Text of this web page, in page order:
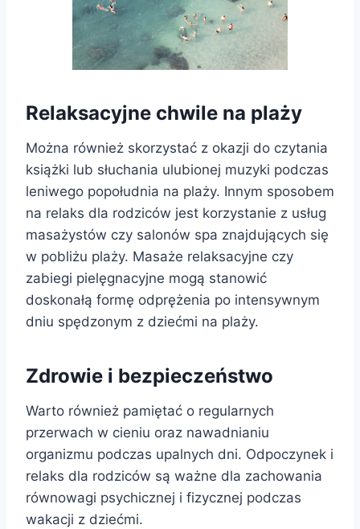
Relaksacyjne chwile na plaży
Można również skorzystać z okazji do czytania
książki lub słuchania ulubionej muzyki podczas
leniwego popołudnia na plaży. Innym sposobem
na relaks dla rodziców jest korzystanie z usług
masażystów czy salonów spa znajdujących się
w pobliżu plaży. Masaże relaksacyjne czy
zabiegi pielęgnacyjne mogą stanowić
doskonałą formę odprężenia po intensywnym
dniu spędzonym z dziećmi na plaży.
Zdrowie i bezpieczeństwo
Warto również pamiętać o regularnych
przerwach w cieniu oraz nawadnianiu
organizmu podczas upalnych dni. Odpoczynek i
relaks dla rodziców są ważne dla zachowania
równowagi psychicznej i fizycznej podczas
wakacji z dziećmi.